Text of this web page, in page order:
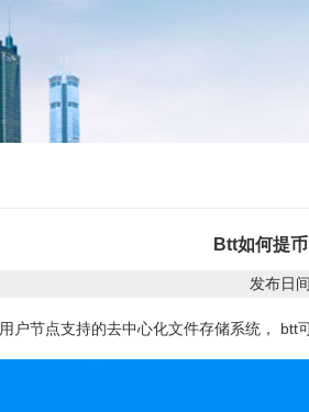
Btt如何提
发布日
户节点支持的去中心化文件存储系统，